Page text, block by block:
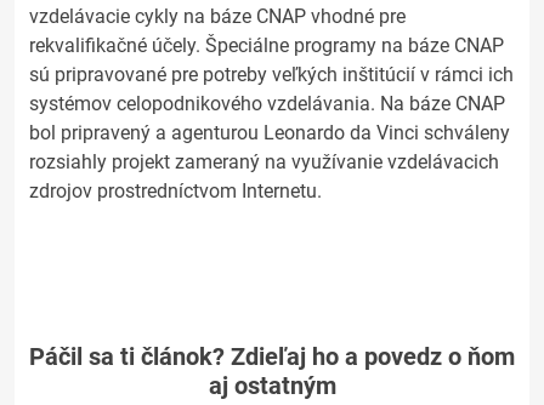
vzdelávacie cykly na báze CNAP vhodné pre
rekvalifikačné účely. Špeciálne programy na báze CNAP
sú pripravované pre potreby veľkých inštitúcií v rámci ich
systémov celopodnikového vzdelávania. Na báze CNAP
bol pripravený a agenturou Leonardo da Vinci schváleny
rozsiahly projekt zameraný na využívanie vzdelávacich
zdrojov prostredníctvom Internetu.
Páčil sa ti článok? Zdieľaj ho a povedz o ňom
aj ostatným